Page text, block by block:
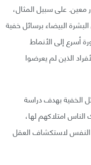
معين. على سبيل المثال،
البيضاء برسائل خفية
أسرع إلى الأنماط
الذين لم يعرضوا
الخفية بهدف دراسة
امتلاكهم لها،
النفس لاستكشاف العقل